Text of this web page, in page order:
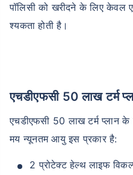
पॉलिसी को खरीदने के लिए
श्यकता होती है।
एचडीएफसी 50 लाख टर्म
एचडीएफसी 50 लाख टर्म प्लान
मय न्यूनतम आयु इस प्रकार है:
2 प्रोटेक्ट हेल्थ लाइफ